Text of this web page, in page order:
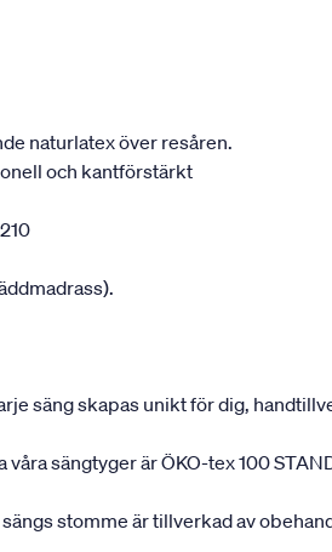
naturlatex över resåren.
och kantförstärkt
säng skapas unikt för dig,
våra sängtyger är ÖKO-tex 100
sängs stomme är tillverkad av